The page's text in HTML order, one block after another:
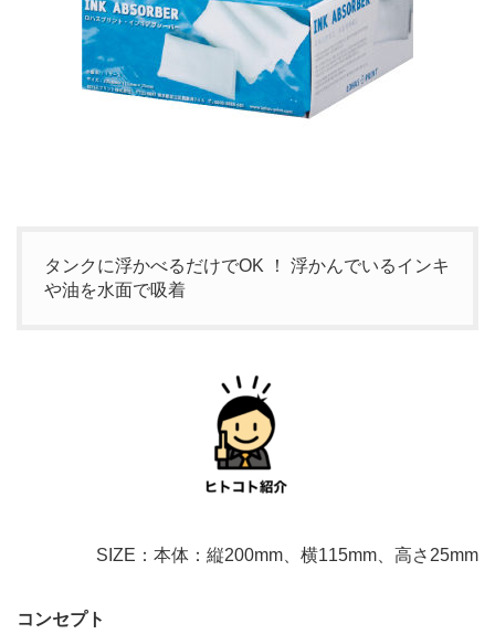
タンクに浮かべるだけでOK ！ 浮かんでいるインキ
や油を水面で吸着
SIZE：本体：縦200mm、横115mm、高さ25mm
コンセプト